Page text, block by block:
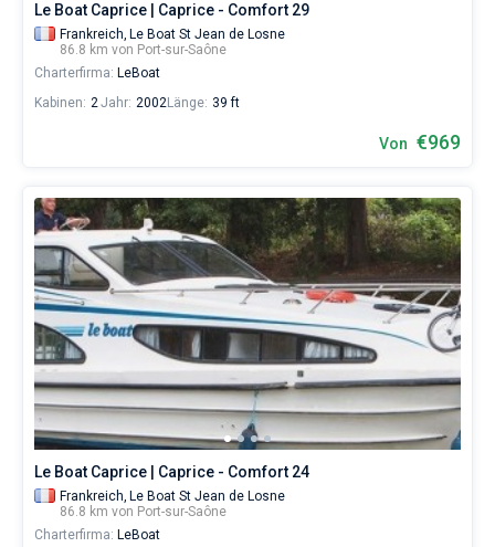
Le Boat Caprice | Caprice - Comfort 29
Frankreich, Le Boat St Jean de Losne
86.8 km von Port-sur-Saône
Charterfirma: LeBoat
Kabinen: 2Jahr: 2002Länge: 39 ft
Von €969
Le Boat Caprice | Caprice - Comfort 24
Frankreich, Le Boat St Jean de Losne
86.8 km von Port-sur-Saône
Charterfirma: LeBoat